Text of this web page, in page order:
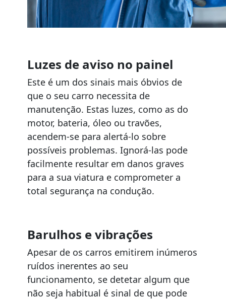
Luzes de aviso no painel
Este é um dos sinais mais óbvios de
que o seu carro necessita de
manutenção. Estas luzes, como as do
motor, bateria, óleo ou travões,
acendem-se para alertá-lo sobre
possíveis problemas. Ignorá-las pode
facilmente resultar em danos graves
para a sua viatura e comprometer a
total segurança na condução.
Barulhos e vibrações
Apesar de os carros emitirem inúmeros
ruídos inerentes ao seu
funcionamento, se detetar algum que
não seja habitual é sinal de que pode